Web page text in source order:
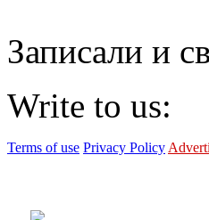
Записали и
Write to us:
Terms of use Privacy Policy